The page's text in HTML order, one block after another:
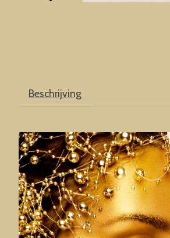
Beschrijving